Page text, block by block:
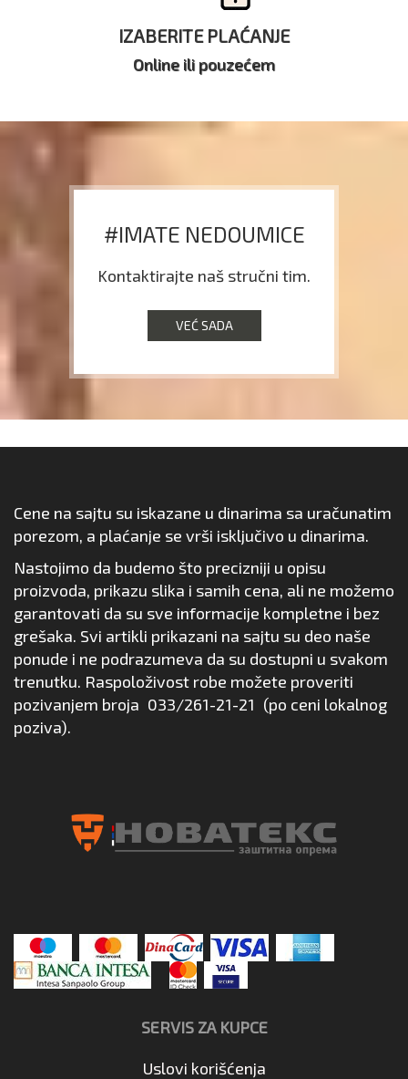
IZABERITE PLAĆANJE
Online ili pouzećem
#IMATE NEDOUMICE
Kontaktirajte naš stručni tim.
VEĆ SADA
Cene na sajtu su iskazane u dinarima sa uračunatim
porezom, a plaćanje se vrši isključivo u dinarima.
Nastojimo da budemo što precizniji u opisu
proizvoda, prikazu slika i samih cena, ali ne možemo
garantovati da su sve informacije kompletne i bez
grešaka. Svi artikli prikazani na sajtu su deo naše
ponude i ne podrazumeva da su dostupni u svakom
trenutku. Raspoloživost robe možete proveriti
pozivanjem broja 033/261-21-21 (po ceni lokalnog
poziva).
SERVIS ZA KUPCE
Uslovi korišćenja